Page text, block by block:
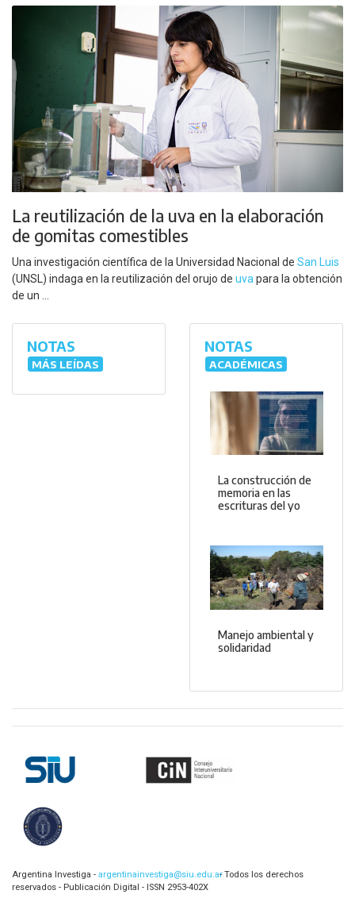
La reutilización de la uva en la elaboración
de gomitas comestibles
Una investigación científica de la Universidad Nacional de San Luis
(UNSL) indaga en la reutilización del orujo de uva para la obtención
de un ...
NOTAS
MÁS LEÍDAS
NOTAS
ACADÉMICAS
La construcción de
memoria en las
escrituras del yo
Manejo ambiental y
solidaridad
Argentina Investiga - argentinainvestiga@siu.edu.ar- Todos los derechos
reservados - Publicación Digital - ISSN 2953-402X